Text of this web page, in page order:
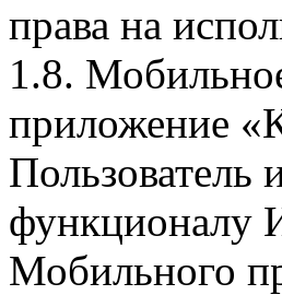
права на
1.8.
приложение
Пользователь
функционалу
Мобильного